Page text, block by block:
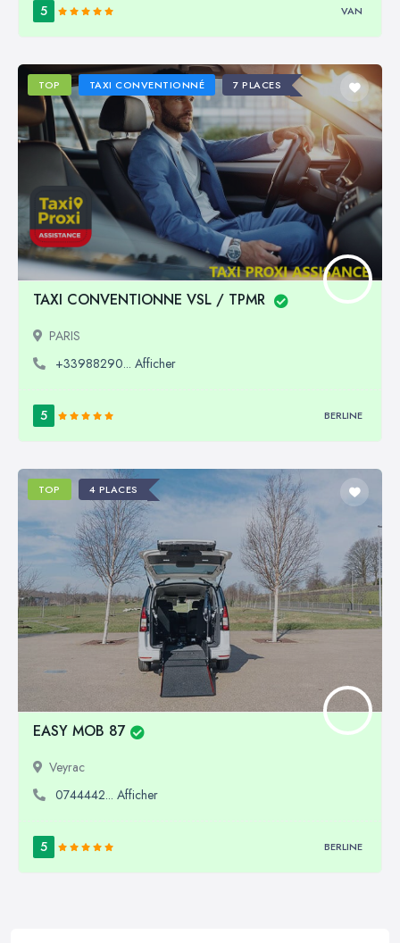
5 VAN
TOP TAXI CONVENTIONNÉ 7 PLACES
TAXI CONVENTIONNE VSL / TPMR
PARIS
+33988290... Afficher
5 BERLINE
TOP 4 PLACES
EASY MOB 87
Veyrac
0744442... Afficher
5 BERLINE